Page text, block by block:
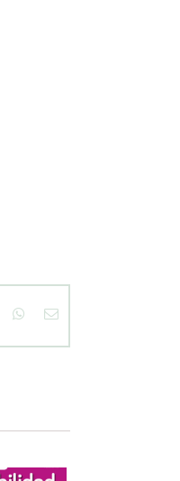
linkedinwhatsapp